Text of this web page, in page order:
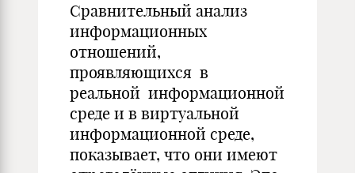
Сравнительный анализ
информационных
отношений,
проявляющихся в
реальной информационной
среде и в виртуальной
информационной среде,
показывает, что они имеют